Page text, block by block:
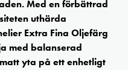
Med en förbättrad
uthärda
Extra Fina Oljefärg
med balanserad
yta på ett enhetligt